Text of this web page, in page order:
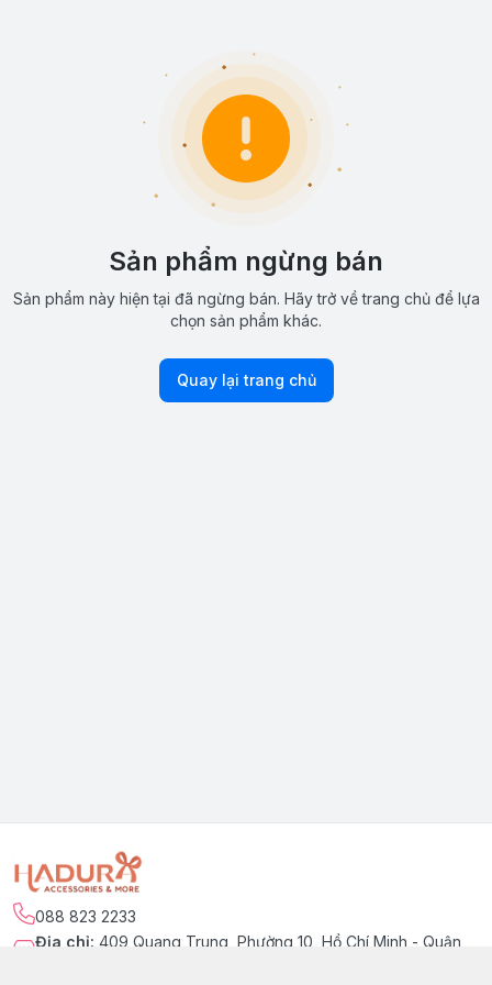
Sản phẩm ngừng bán
Sản phẩm này hiện tại đã ngừng bán. Hãy trở về trang chủ để lựa
chọn sản phẩm khác.
Quay lại trang chủ
088 823 2233
Địa chỉ: 409 Quang Trung, Phường 10, Hồ Chí Minh - Quận